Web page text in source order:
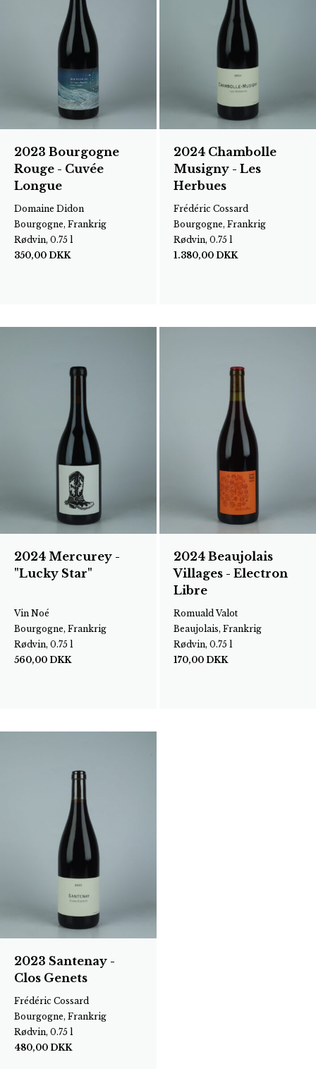
2023 Bourgogne
Rouge - Cuvée
Longue
Domaine Didon
Bourgogne, Frankrig
Rødvin, 0.75 l
350,00 DKK
2024 Chambolle
Musigny - Les
Herbues
Frédéric Cossard
Bourgogne, Frankrig
Rødvin, 0.75 l
1.380,00 DKK
2024 Mercurey -
"Lucky Star"
Vin Noé
Bourgogne, Frankrig
Rødvin, 0.75 l
560,00 DKK
2024 Beaujolais
Villages - Electron
Libre
Romuald Valot
Beaujolais, Frankrig
Rødvin, 0.75 l
170,00 DKK
2023 Santenay -
Clos Genets
Frédéric Cossard
Bourgogne, Frankrig
Rødvin, 0.75 l
480,00 DKK